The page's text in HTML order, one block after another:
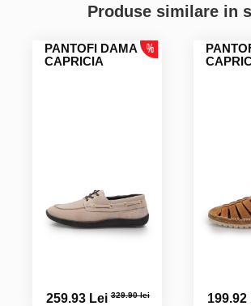
Produse similare in
PANTOFI DAMA
CAPRICIA
259.93 Lei329.90 lei